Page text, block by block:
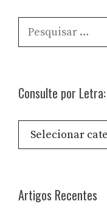
Pesquisar
por:
Consulte por Letra:
Consulte
Artigos Recentes